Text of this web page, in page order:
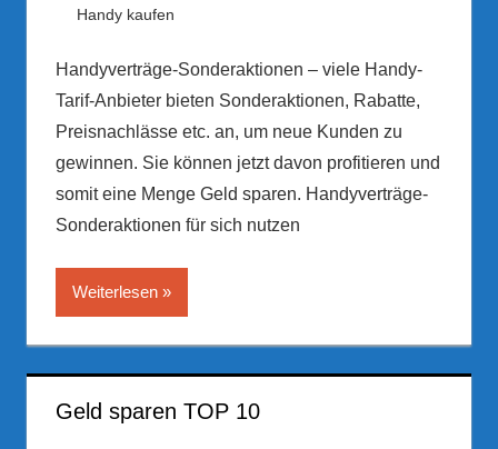
23. März 2017
Hubert Woldrich
Handy kaufen
Handyverträge-Sonderaktionen – viele Handy-
Tarif-Anbieter bieten Sonderaktionen, Rabatte,
Preisnachlässe etc. an, um neue Kunden zu
gewinnen. Sie können jetzt davon profitieren und
somit eine Menge Geld sparen. Handyverträge-
Sonderaktionen für sich nutzen
Weiterlesen
Geld sparen TOP 10